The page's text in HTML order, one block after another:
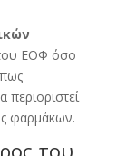
ΕΟΦ όσο
περιοριστεί
φαρμάκων.